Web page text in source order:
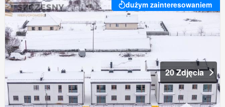
dużym zainteresowaniem
20 Zdjęcia